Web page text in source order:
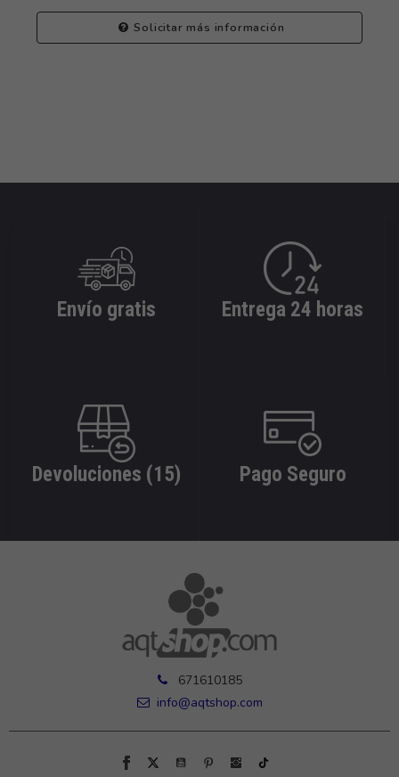
Solicitar más información
Envío gratis Entrega 24 horas
Devoluciones (15) Pago Seguro
671610185
info@aqtshop.com